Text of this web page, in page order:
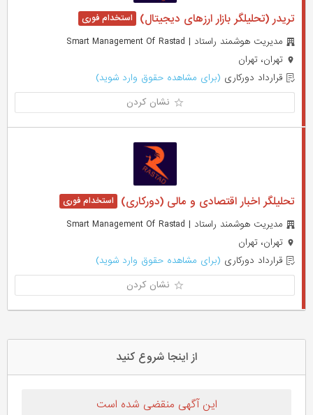
تریدر (تحلیلگر بازار ارزهای دیجیتال)
مدیریت هوشمند راستاد | Smart Management Of Rastad
تهران، تهران
قرارداد دورکاری (برای مشاهده حقوق وارد شوید)
نشان کردن
تحلیلگر اخبار اقتصادی و مالی (دورکاری)
مدیریت هوشمند راستاد | Smart Management Of Rastad
تهران، تهران
قرارداد دورکاری (برای مشاهده حقوق وارد شوید)
نشان کردن
از اینجا شروع کنید
این آگهی منقضی شده است